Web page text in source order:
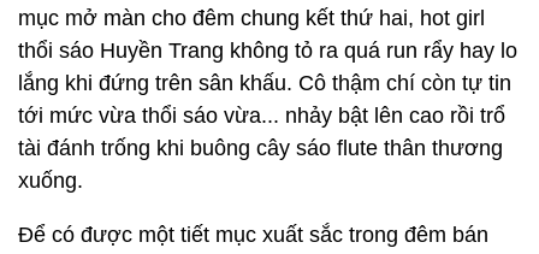
mục mở màn cho đêm chung kết thứ hai, hot girl
thổi sáo Huyền Trang không tỏ ra quá run rẩy hay lo
lắng khi đứng trên sân khấu. Cô thậm chí còn tự tin
tới mức vừa thổi sáo vừa... nhảy bật lên cao rồi trổ
tài đánh trống khi buông cây sáo flute thân thương
xuống.
Để có được một tiết mục xuất sắc trong đêm bán